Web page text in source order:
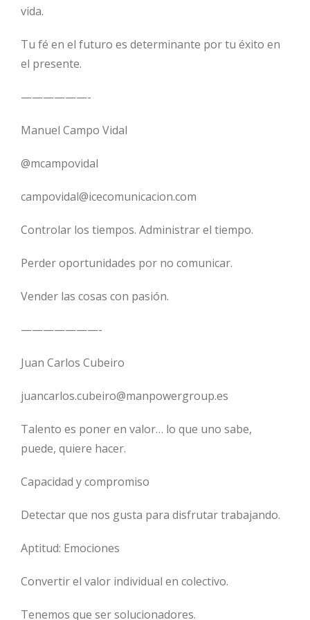
vida.
Tu fé en el futuro es determinante por tu éxito en
el presente.
——————-
Manuel Campo Vidal
@mcampovidal
campovidal@icecomunicacion.com
Controlar los tiempos. Administrar el tiempo.
Perder oportunidades por no comunicar.
Vender las cosas con pasión.
———————-
Juan Carlos Cubeiro
juancarlos.cubeiro@manpowergroup.es
Talento es poner en valor… lo que uno sabe,
puede, quiere hacer.
Capacidad y compromiso
Detectar que nos gusta para disfrutar trabajando.
Aptitud: Emociones
Convertir el valor individual en colectivo.
Tenemos que ser solucionadores.